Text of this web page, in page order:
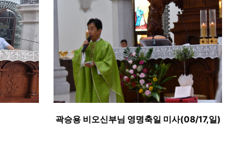
곽승용 비오신부님 영명축일 미사(08/17,일)